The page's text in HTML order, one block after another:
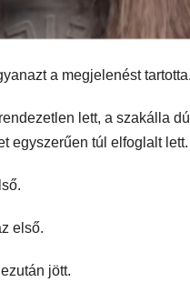
a megjelenést tartotta.
lett, a szakálla
egyszerűen túl elfoglalt lett.
első.
jött.